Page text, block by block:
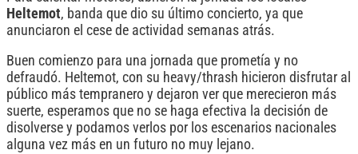
Heltemot, banda que dio su último concierto, ya que
anunciaron el cese de actividad semanas atrás.
Buen comienzo para una jornada que prometía y no
defraudó. Heltemot, con su heavy/thrash hicieron disfrutar al
público más tempranero y dejaron ver que merecieron más
suerte, esperamos que no se haga efectiva la decisión de
disolverse y podamos verlos por los escenarios nacionales
alguna vez más en un futuro no muy lejano.